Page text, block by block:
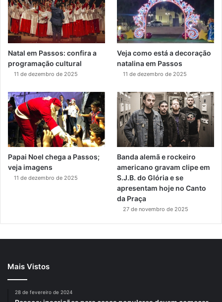
Natal em Passos: confira a
programação cultural
11 de dezembro de 2025
Veja como está a decoração
natalina em Passos
11 de dezembro de 2025
Papai Noel chega a Passos;
veja imagens
11 de dezembro de 2025
Banda alemã e rockeiro
americano gravam clipe em
S.J.B. do Glória e se
apresentam hoje no Canto
da Praça
27 de novembro de 2025
Mais Vistos
28 de fevereiro de 2024